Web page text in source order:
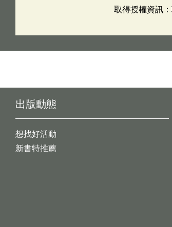
取得授權資訊
出版動態
想找好活動
新書特推薦